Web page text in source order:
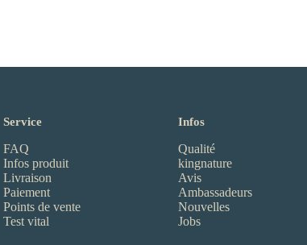
Service
FAQ
Infos produit
Livraison
Paiement
Points de vente
Test vital
Infos
Qualité
kingnature
Avis
Ambassadeurs
Nouvelles
Jobs